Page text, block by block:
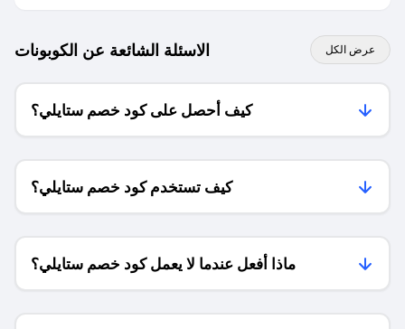
الاسئلة الشائعة عن الكوبونات عرض الكل
كيف أحصل على كود خصم ستايلي؟
كيف تستخدم كود خصم ستايلي؟
ماذا أفعل عندما لا يعمل كود خصم ستايلي؟